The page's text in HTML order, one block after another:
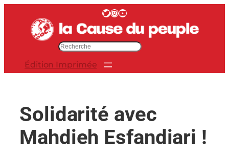
contenu
Twitter InstagramYouTube
c
e
r
Édition Imprimée
Solidarité avec
Mahdieh Esfandiari !